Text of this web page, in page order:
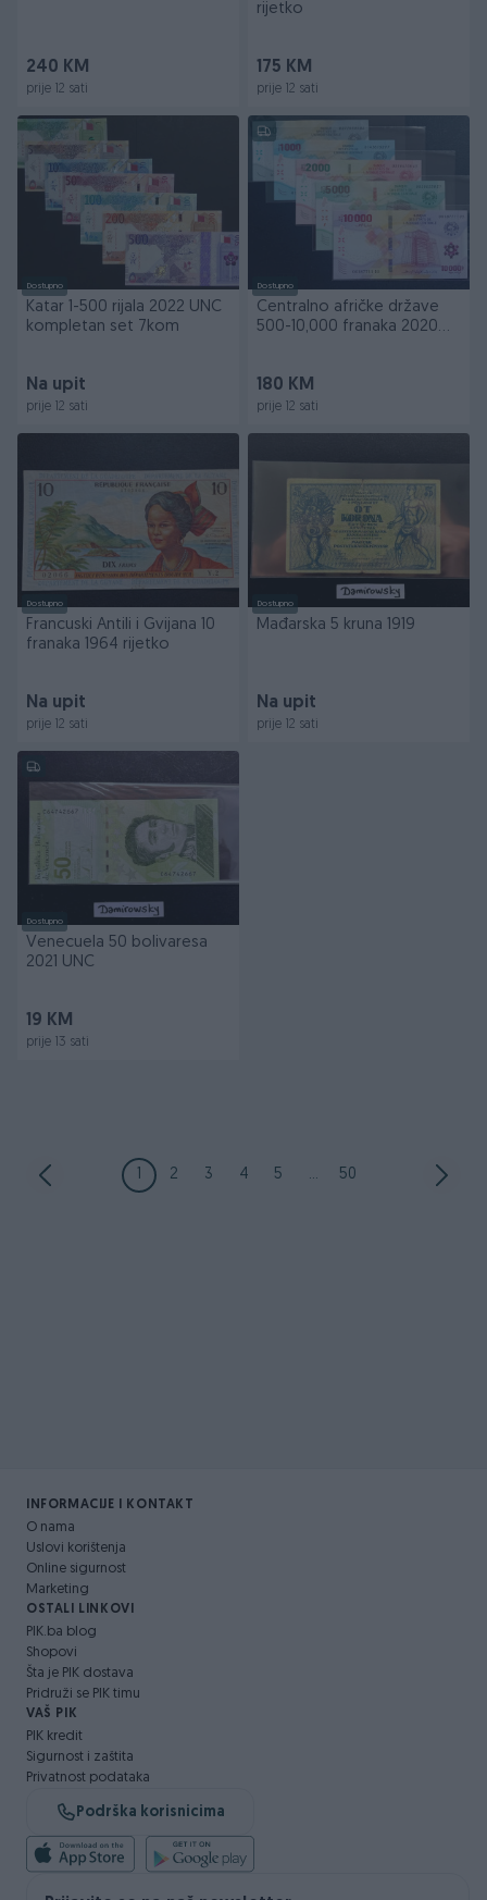
240 KM
prije 12 sati
rijetko
175 KM
prije 12 sati
Dostupno
Katar 1-500 rijala 2022 UNC
kompletan set 7kom
Na upit
prije 12 sati
Dostupno
Centralno afričke države
500-10,000 franaka 2020
180 KM
prije 12 sati
Dostupno
Francuski Antili i Gvijana 10
franaka 1964 rijetko
Na upit
prije 12 sati
Dostupno
Mađarska 5 kruna 1919
Na upit
prije 12 sati
Dostupno
Venecuela 50 bolivaresa
2021 UNC
19 KM
prije 13 sati
1 2 3 4 5 ... 50
INFORMACIJE I KONTAKT
O nama
Uslovi korištenja
Online sigurnost
Marketing
OSTALI LINKOVI
PIK.ba blog
Shopovi
Šta je PIK dostava
Pridruži se PIK timu
VAŠ PIK
PIK kredit
Sigurnost i zaštita
Privatnost podataka
Podrška korisnicima